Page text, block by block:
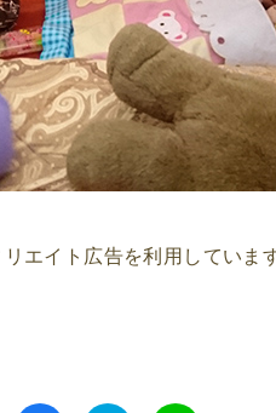
エイト広告を利用しています